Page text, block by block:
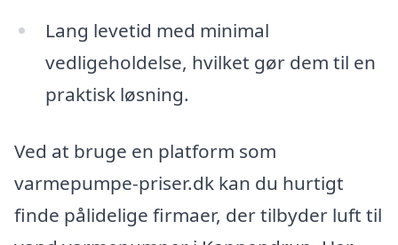
Lang levetid med minimal
vedligeholdelse, hvilket gør dem til en
praktisk løsning.
Ved at bruge en platform som
varmepumpe-priser.dk kan du hurtigt
finde pålidelige firmaer, der tilbyder luft til